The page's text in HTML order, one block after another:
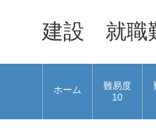
建設 就職
ホーム
難易度
10